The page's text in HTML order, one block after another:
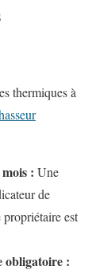
thermiques à
: Une
de
propriétaire est
obligatoire :